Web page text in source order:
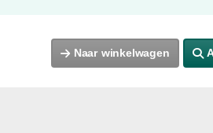
Naar winkelwagen